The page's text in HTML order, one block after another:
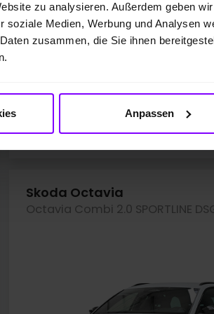
zu analysieren. Außerdem geben
soziale Medien, Werbung und Analysen
zusammen, die Sie ihnen
Anpassen
Preisvorteil1: 8.720,00 EUR
Leasing ab mtl.
Emissionen kombiniert: 125 g/km; CO
Fahrzeugangebot der Hülpert SK
Skoda Octavia